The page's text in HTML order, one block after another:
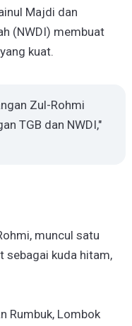
Majdi dan
(NWDI) membuat
kuat.
Zul-Rohmi
TGB dan NWDI,"
muncul satu
sebagai kuda hitam,
Rumbuk, Lombok